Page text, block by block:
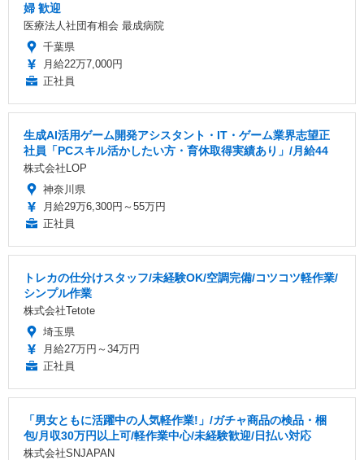
婦 歓迎
医療法人社団有相会 最成病院
千葉県
月給22万7,000円
正社員
生成AI活用ゲーム開発アシスタント・IT・ゲーム業界志望正
社員「PCスキル活かしたい方・育休取得実績あり」/月給44
株式会社LOP
神奈川県
月給29万6,300円～55万円
正社員
トレカの仕分けスタッフ/未経験OK/空調完備/コツコツ軽作業/
シンプル作業
株式会社Tetote
埼玉県
月給27万円～34万円
正社員
「男女ともに活躍中の人気軽作業!」/ガチャ商品の検品・梱
包/月収30万円以上可/軽作業中心/未経験歓迎/日払い対応
株式会社SNJAPAN